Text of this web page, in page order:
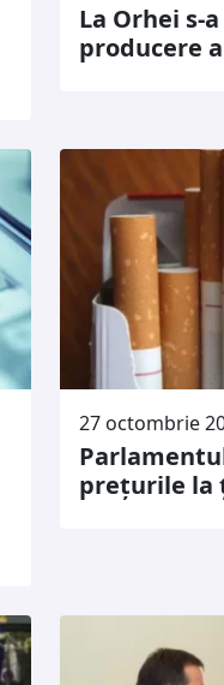
La Orhei s-
producere
27 octombrie
prețurile la